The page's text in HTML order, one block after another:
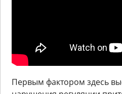
Первым фактором здесь